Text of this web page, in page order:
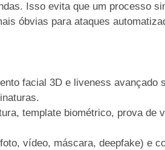
Isso evita que um processo
óbvias para ataques
facial 3D e liveness avançado
template biométrico, prova de
vídeo, máscara, deepfake) e